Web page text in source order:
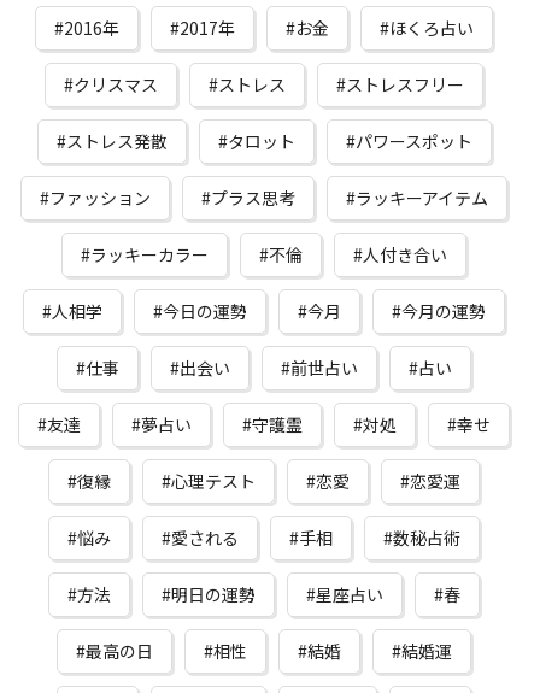
2016年 2017年 お金 ほくろ占い
クリスマス ストレス ストレスフリー
ストレス発散 タロット パワースポット
ファッション プラス思考 ラッキーアイテム
ラッキーカラー 不倫 人付き合い
人相学 今日の運勢 今月 今月の運勢
仕事 出会い 前世占い 占い
友達 夢占い 守護霊 対処 幸せ
復縁 心理テスト 恋愛 恋愛運
悩み 愛される 手相 数秘占術
方法 明日の運勢 星座占い 春
最高の日 相性 結婚 結婚運